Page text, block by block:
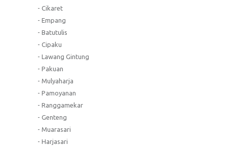
- Cikaret
- Empang
- Batutulis
- Cipaku
- Lawang Gintung
- Pakuan
- Mulyaharja
- Pamoyanan
- Ranggamekar
- Genteng
- Muarasari
- Harjasari